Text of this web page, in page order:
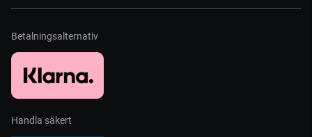
Betalningsalternativ
Handla säkert